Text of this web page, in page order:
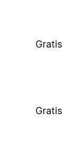
Gratis
Gratis